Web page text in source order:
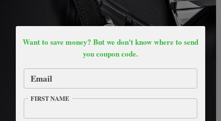
Want to save money? But we don't know where to send
you coupon code.
Email
FIRST NAME